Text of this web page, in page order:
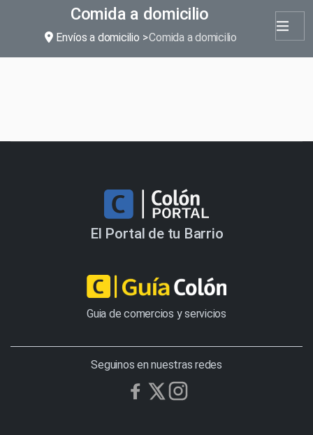
Comida a domicilio
Envíos a domicilio Comida a domicilio
El Portal de tu Barrio
Guia de comercios y servicios
Seguinos en nuestras redes